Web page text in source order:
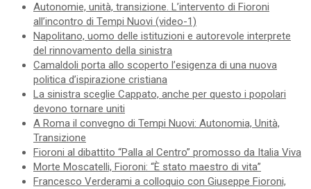
Autonomie, unità, transizione. L’intervento di Fioroni
all’incontro di Tempi Nuovi (video-1)
Napolitano, uomo delle istituzioni e autorevole interprete
del rinnovamento della sinistra
Camaldoli porta allo scoperto l’esigenza di una nuova
politica d’ispirazione cristiana
La sinistra sceglie Cappato, anche per questo i popolari
devono tornare uniti
A Roma il convegno di Tempi Nuovi: Autonomia, Unità,
Transizione
Fioroni al dibattito “Palla al Centro” promosso da Italia Viva
Morte Moscatelli, Fioroni: “È stato maestro di vita”
Francesco Verderami a colloquio con Giuseppe Fioroni,